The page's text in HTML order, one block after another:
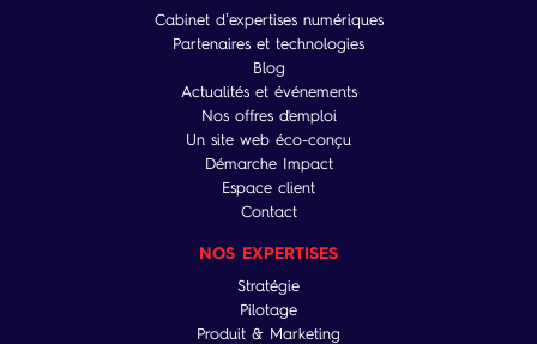
Cabinet d’expertises numériques
Partenaires et technologies
Blog
Actualités et événements
Nos offres d'emploi
Un site web éco-conçu
Démarche Impact
Espace client
Contact
NOS EXPERTISES
Stratégie
Pilotage
Produit & Marketing